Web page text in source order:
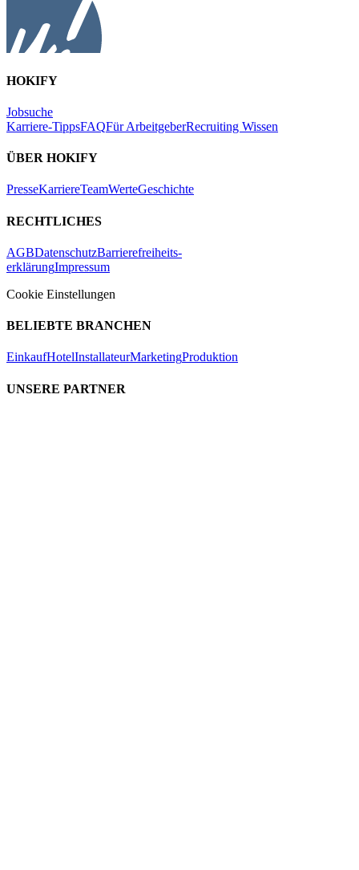
HOKIFY
Jobsuche
Karriere-TippsFAQFür ArbeitgeberRecruiting Wissen
ÜBER HOKIFY
PresseKarriereTeamWerteGeschichte
RECHTLICHES
AGBDatenschutzBarrierefreiheits-
erklärungImpressum
Cookie Einstellungen
BELIEBTE BRANCHEN
EinkaufHotelInstallateurMarketingProduktion
UNSERE PARTNER